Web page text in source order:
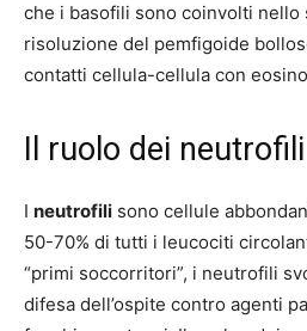
che i basofili sono coinvolti nello
risoluzione del pemfigoide
contatti cellula-cellula con
Il ruolo dei neutrofili
I neutrofili sono cellule
50-70% di tutti i leucociti
“primi soccorritori”, i neutrofili
difesa dell’ospite contro agenti